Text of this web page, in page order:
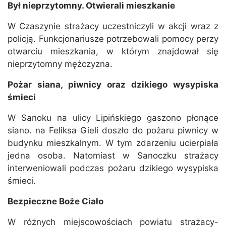
Był nieprzytomny. Otwierali mieszkanie
W Czaszynie strażacy uczestniczyli w akcji wraz z
policją. Funkcjonariusze potrzebowali pomocy perzy
otwarciu mieszkania, w którym znajdował się
nieprzytomny mężczyzna.
Pożar siana, piwnicy oraz dzikiego wysypiska
śmieci
W Sanoku na ulicy Lipińskiego gaszono płonące
siano. na Feliksa Gieli doszło do pożaru piwnicy w
budynku mieszkalnym. W tym zdarzeniu ucierpiała
jedna osoba. Natomiast w Sanoczku strażacy
interweniowali podczas pożaru dzikiego wysypiska
śmieci.
Bezpieczne Boże Ciało
W różnych miejscowościach powiatu strażacy-